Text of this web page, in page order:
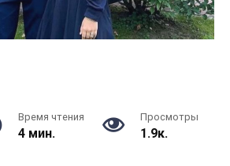
Время чтения
4 мин.
Просмотры
1.9к.